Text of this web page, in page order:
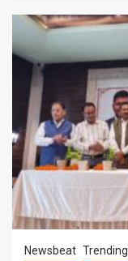
Newsbeat Trending